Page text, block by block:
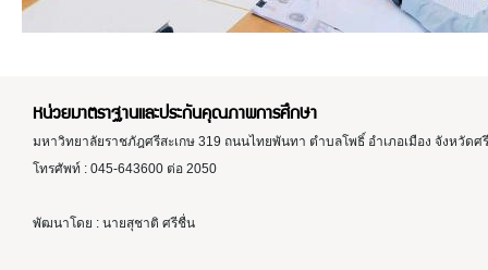
หน่วยมาตราฐานและประกันคุณภาพการศึกษา
มหาวิทยาลัยราชภัฎศรีสะเกษ 319 ถนนไทยพันทา ตำบลโพธิ์ อำเภอเมือง จังหวัดศ
โทรศัพท์ : 045-643600 ต่อ 2050
พัฒนาโดย : นายสุชาติ ศรีชื่น